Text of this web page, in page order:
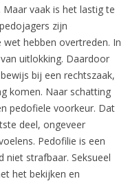
vaak is het lastig te
zijn
hebben overtreden. In
uitlokking. Daardoor
bij een rechtszaak,
komen. Naar schatting
pedofiele voorkeur. Dat
deel, ongeveer
Pedofilie is een
niet strafbaar. Seksueel
het bekijken en